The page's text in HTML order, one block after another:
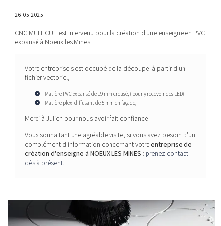
26-05-2025
CNC MULTICUT est intervenu pour la création d'une enseigne en PVC
expansé à Noeux les Mines
Votre entreprise s'est occupé de la découpe à partir d'un
fichier vectoriel,
Matière PVC expansé de 19 mm creusé, ( pour y recevoir des LED)
Matière plexi diffusant de 5 mm en façade,
Merci à Julien pour nous avoir fait confiance
Vous souhaitant une agréable visite, si vous avez besoin d'un
complément d'information concernant votreentreprise de
création d'enseigne à NOEUX LES MINES : prenez contact
dès à présent.